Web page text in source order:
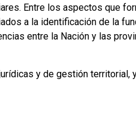
Entre los aspectos que
a la identificación de la
entre la Nación y las
y de gestión territorial,